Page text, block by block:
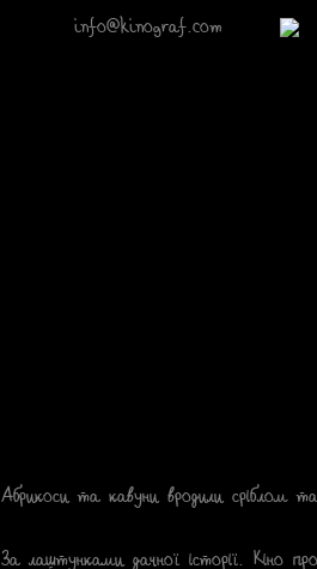
info@kinograf.com
Абрикоси та кавуни вродили сріблом
За лаштунками дачної історії. Кіно